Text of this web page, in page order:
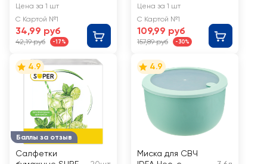
одноразовые
ЛЕНТА D80мм
Цена за 1 шт
С Картой №1
34,99 руб
42,19 руб -17%
Графика 3-слоя,
33х33см
Цена за 1 шт
С Картой №1
109,99 руб
157,89 руб -30%
Баллы за отзыв
4.9
Салфетки
4.9
Миска для СВЧ